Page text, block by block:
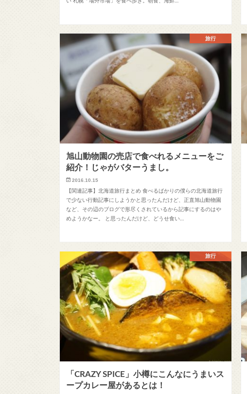
旅行
旭山動物園の売店で食べれるメニューをご
紹介！じゃがバターうまし。
2016.10.15
【関連記事】北海道旅行まとめ 食べるばかりの僕らの北海道旅行
で少ない行動記事にしようかと思ったんだけど、正直旭山動物園
など、その辺のブログで形尽くされているから記事にするのはや
めようかなー。 と思ったんだけど、どうせ食い…
旅行
「CRAZY SPICE」小樽にこんなにうまいス
ープカレー屋があるとは！